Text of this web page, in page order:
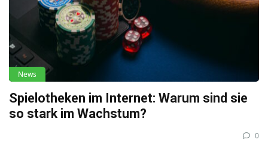
News
Spielotheken im Internet: Warum sind sie
so stark im Wachstum?
0